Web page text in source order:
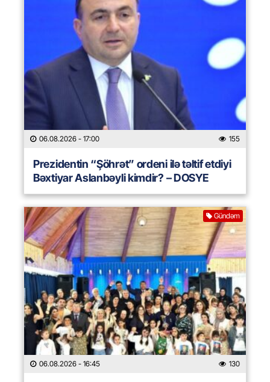
06.08.2026 - 17:00 155
Prezidentin “Şöhrət” ordeni ilə təltif etdiyi
Bəxtiyar Aslanbəyli kimdir? – DOSYE
Gündəm
06.08.2026 - 16:45 130